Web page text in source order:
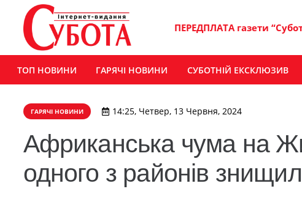
ПЕРЕДПЛАТА газети
ТОП НОВИНИ ГАРЯЧІ НОВИНИ СУБОТНІЙ ЕКСКЛЮЗИВ
ГАРЯЧІ НОВИНИ 14:25, Четвер, 13 Червня, 2024
Африканська чума на
одного з районів